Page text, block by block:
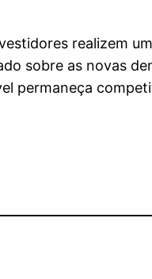
realizem
sobre as novas
permaneça